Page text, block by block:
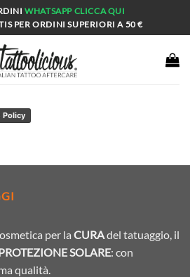
WHATSAPP CLICCA QUI
PER ORDINI SUPERIORI A 50 €
Policy
per la CURAdel tatuaggio, il
SOLARE: con
qualità.